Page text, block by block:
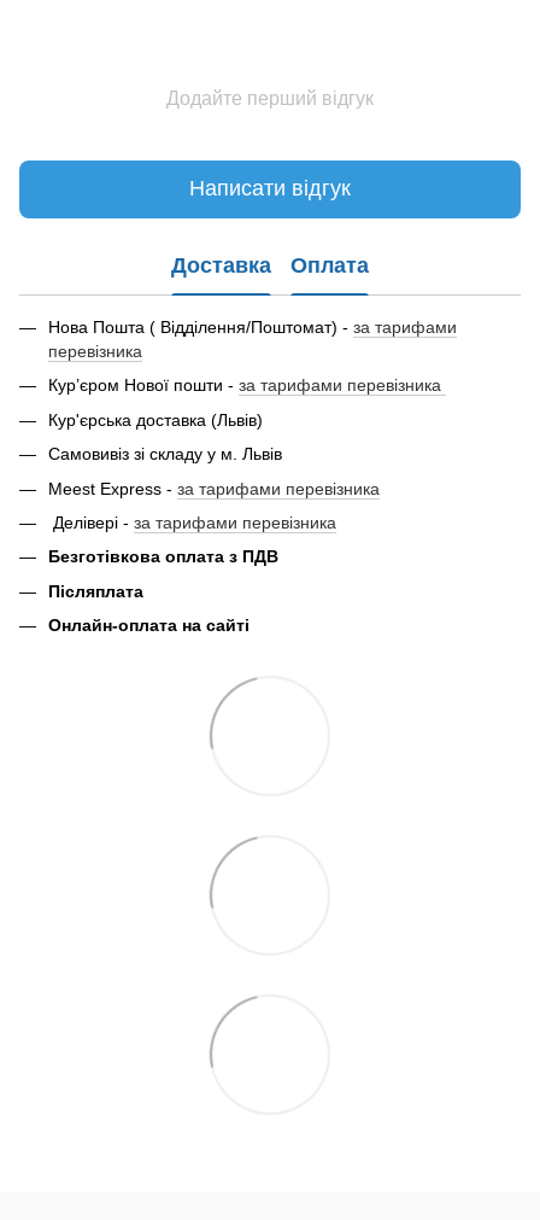
Додайте перший відгук
Написати відгук
Доставка Оплата
Нова Пошта ( Відділення/Поштомат) - за тарифами
перевізника
Кур’єром Нової пошти - за тарифами перевізника
Кур'єрська доставка (Львів)
Самовивіз зі складу у м. Львів
Meest Express - за тарифами перевізника
Делівері - за тарифами перевізника
Безготівкова оплата з ПДВ
Післяплата
Онлайн-оплата на сайті